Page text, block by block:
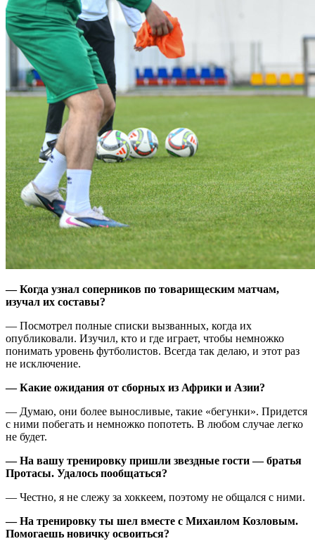
— Когда узнал соперников по товарищеским матчам,
изучал их составы?
— Посмотрел полные списки вызванных, когда их
опубликовали. Изучил, кто и где играет, чтобы немножко
понимать уровень футболистов. Всегда так делаю, и этот раз
не исключение.
— Какие ожидания от сборных из Африки и Азии?
— Думаю, они более выносливые, такие «бегунки». Придется
с ними побегать и немножко попотеть. В любом случае легко
не будет.
— На вашу тренировку пришли звездные гости — братья
Протасы. Удалось пообщаться?
— Честно, я не слежу за хоккеем, поэтому не общался с ними.
— На тренировку ты шел вместе с Михаилом Козловым.
Помогаешь новичку освоиться?